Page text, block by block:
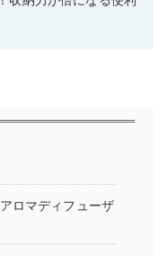
ロマディフューザ